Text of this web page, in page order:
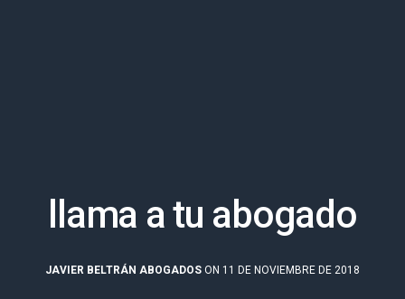
llama a tu abogado
JAVIER BELTRÁN ABOGADOS ON 11 DE NOVIEMBRE DE 2018